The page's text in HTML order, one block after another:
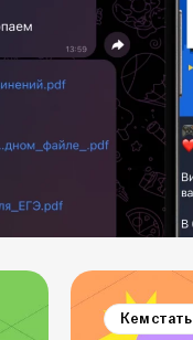
Кем стать